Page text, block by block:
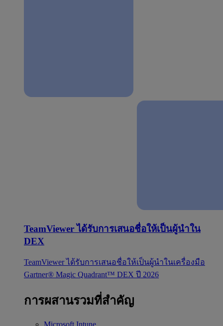
TeamViewer ได้รับการเสนอชื่อให้เป็นผู้นำใน
DEX
TeamViewer ได้รับการเสนอชื่อให้เป็นผู้นำในเครื่องมือ
Gartner® Magic Quadrant™ DEX ปี 2026
การผสานรวมที่สำคัญ
Microsoft Intune